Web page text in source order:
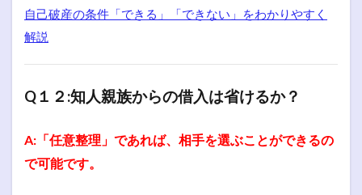
自己破産の条件「できる」「できない」をわかりやすく
解説
Q１２:知人親族からの借入は省けるか？
A:「任意整理」であれば、相手を選ぶことができるの
で可能です。